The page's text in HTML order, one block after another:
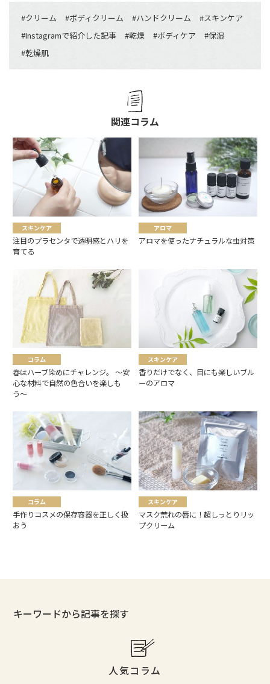
#クリーム #ボディクリーム #ハンドクリーム #スキンケア
#Instagramで紹介した記事 #乾燥 #ボディケア #保湿
#乾燥肌
関連コラム
スキンケア
注目のプラセンタで透明感とハリを
育てる
アロマ
アロマを使ったナチュラルな虫対策
コラム
春はハーブ染めにチャレンジ。 〜安
心な材料で自然の色合いを楽しも
う〜
スキンケア
香りだけでなく、目にも楽しいブル
ーのアロマ
コラム
手作りコスメの保存容器を正しく扱
おう
スキンケア
マスク荒れの唇に！超しっとりリッ
プクリーム
キーワードから記事を探す
人気コラム